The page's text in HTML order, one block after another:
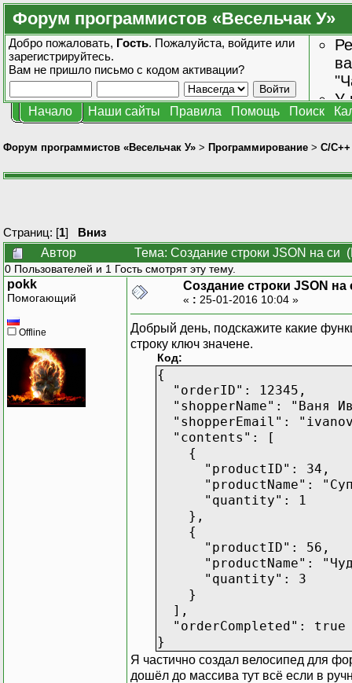
Форум программистов «Весельчак У»
Добро пожаловать, Гость. Пожалуйста, войдите или
зарегистрируйтесь.
Вам не пришло письмо с кодом активации?
У
Начало Наши сайты Правила Помощь Поиск
Форум программистов «Весельчак У» > Программирование > C/C++
Страниц: [1] Вниз
Автор
Тема: Создание строки JSON на си
0 Пользователей и 1 Гость смотрят эту тему.
pokk
Помогающий
Offline
Создание строки JSON на
« : 25-01-2016 10:04 »
Добрый день, подскажите какие
строку ключ значене.
Код:
{
"orderID": 12345,
"shopperName": "Ваня
"shopperEmail":
"contents": [
{
"productID": 34,
"productName":
"quantity": 1
},
{
"productID": 56,
"productName":
"quantity": 3
}
],
"orderCompleted": true
}
Я частично создал велосипед для
дошёл до массива тут всё если в